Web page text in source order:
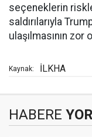
seçeneklerin
saldırılarıyla
ulaşılmasının
Kaynak: İLKHA
HABERE